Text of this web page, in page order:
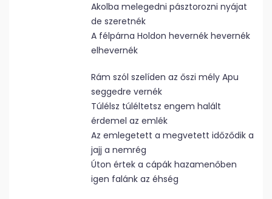
Akolba melegedni pásztorozni nyájat
de szeretnék
A félpárna Holdon hevernék hevernék
elhevernék
Rám szól szelíden az őszi mély Apu
seggedre vernék
Túlélsz túléltetsz engem halált
érdemel az emlék
Az emlegetett a megvetett időződik a
jajj a nemrég
Úton értek a cápák hazamenőben
igen falánk az éhség